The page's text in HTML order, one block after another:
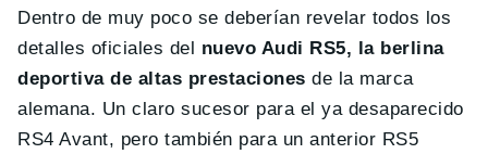
Dentro de muy poco se deberían revelar todos los
detalles oficiales del nuevo Audi RS5, la berlina
deportiva de altas prestaciones de la marca
alemana. Un claro sucesor para el ya desaparecido
RS4 Avant, pero también para un anterior RS5